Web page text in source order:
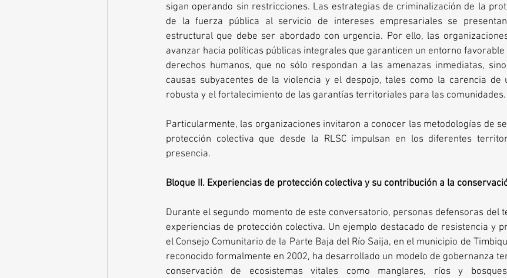
sigan operando sin restricciones. Las estrategias de criminalización de la
de la fuerza pública al servicio de intereses empresariales se
estructural que debe ser abordado con urgencia. Por ello, las
avanzar hacia políticas públicas integrales que garanticen un entorno
derechos humanos, que no sólo respondan a las amenazas inmediatas,
causas subyacentes de la violencia y el despojo, tales como la carencia de
robusta y el fortalecimiento de las garantías territoriales para las comunidades.
Particularmente, las organizaciones invitaron a conocer las metodologías de
protección colectiva que desde la RLSC impulsan en los diferentes
presencia.
Bloque II. Experiencias de protección colectiva y su contribución a la
Durante el segundo momento de este conversatorio, personas defensoras del
experiencias de protección colectiva. Un ejemplo destacado de resistencia y
el Consejo Comunitario de la Parte Baja del Río Saija, en el municipio de
reconocido formalmente en 2002, ha desarrollado un modelo de gobernanza
conservación de ecosistemas vitales como manglares, ríos y